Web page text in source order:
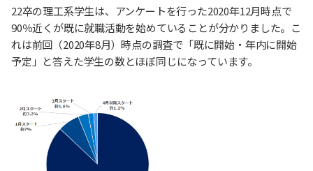
22卒の理工系学生は、アンケートを行った2020年12月時点で
90％近くが既に就職活動を始めていることが分かりました。こ
れは前回（2020年8月）時点の調査で「既に開始・年内に開始
予定」と答えた学生の数とほぼ同じになっています。